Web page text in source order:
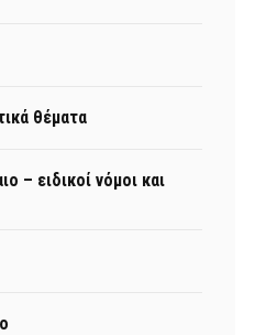
θέματα
– ειδικοί νόμοι και